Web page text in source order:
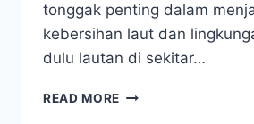
tonggak penting dalam
kebersihan laut dan
dulu lautan di sekitar…
READ MORE PERAN